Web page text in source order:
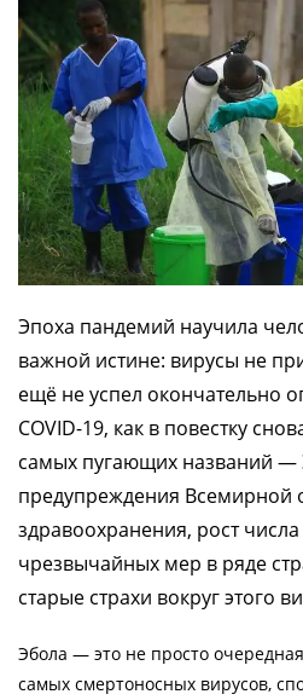
Эпоха пандемий научила
важной истине: вирусы не
ещё не успел окончательно
COVID-19, как в повестку
самых пугающих названий —
предупреждения Всемирной
здравоохранения, рост
чрезвычайных мер в ряде
старые страхи вокруг этого
Эбола — это не просто
самых смертоносных вирусов,